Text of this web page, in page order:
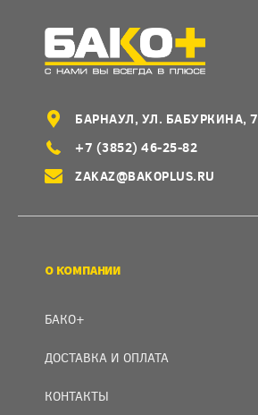
БАРНАУЛ, УЛ. БАБУРКИНА, 7
+7 (3852) 46-25-82
ZAKAZ@BAKOPLUS.RU
О КОМПАНИИ
БАКО+
ДОСТАВКА И ОПЛАТА
КОНТАКТЫ